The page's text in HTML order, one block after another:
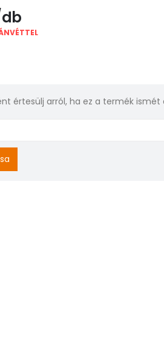
értesülj arról, ha ez a termék ismét